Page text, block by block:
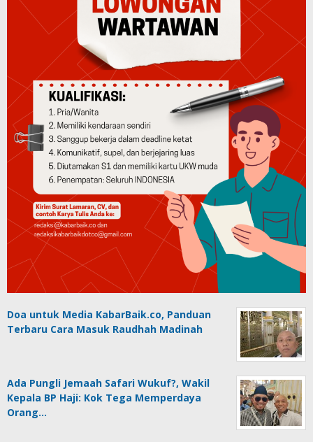
Doa untuk Media KabarBaik.co, Panduan
Terbaru Cara Masuk Raudhah Madinah
Ada Pungli Jemaah Safari Wukuf?, Wakil
Kepala BP Haji: Kok Tega Memperdaya
Orang…